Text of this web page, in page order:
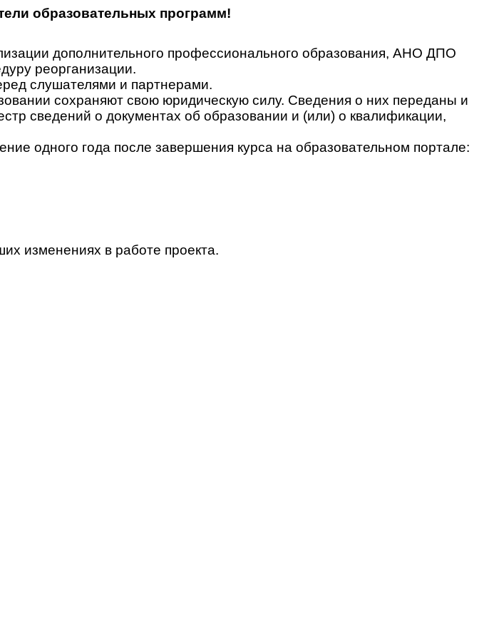
образовательных программ!
дополнительного профессионального образования, АНО ДПО
реорганизации.
слушателями и партнерами.
сохраняют свою юридическую силу. Сведения о них переданы и
сведений о документах об образовании и (или) о квалификации,
одного года после завершения курса на образовательном портале:
изменениях в работе проекта.